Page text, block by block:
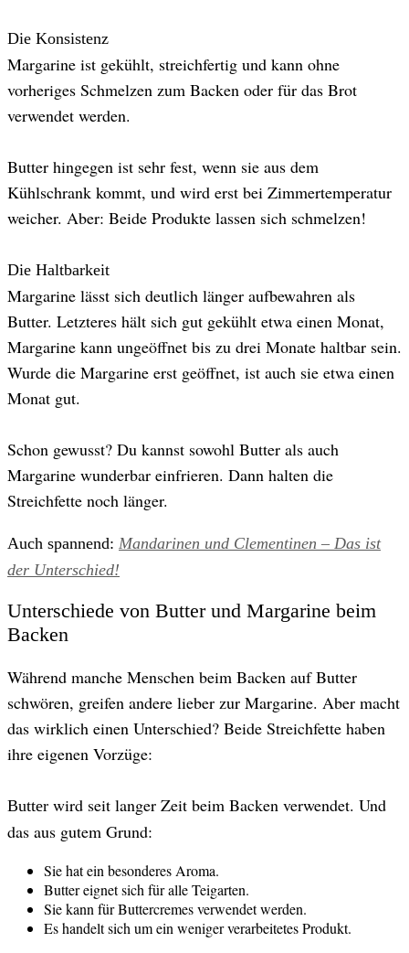
Die Konsistenz
Margarine ist gekühlt, streichfertig und kann ohne
vorheriges Schmelzen zum Backen oder für das Brot
verwendet werden.
Butter hingegen ist sehr fest, wenn sie aus dem
Kühlschrank kommt, und wird erst bei Zimmertemperatur
weicher. Aber: Beide Produkte lassen sich schmelzen!
Die Haltbarkeit
Margarine lässt sich deutlich länger aufbewahren als
Butter. Letzteres hält sich gut gekühlt etwa einen Monat,
Margarine kann ungeöffnet bis zu drei Monate haltbar sein.
Wurde die Margarine erst geöffnet, ist auch sie etwa einen
Monat gut.
Schon gewusst? Du kannst sowohl Butter als auch
Margarine wunderbar einfrieren. Dann halten die
Streichfette noch länger.
Auch spannend: Mandarinen und Clementinen – Das ist
der Unterschied!
Unterschiede von Butter und Margarine beim
Backen
Während manche Menschen beim Backen auf Butter
schwören, greifen andere lieber zur Margarine. Aber macht
das wirklich einen Unterschied? Beide Streichfette haben
ihre eigenen Vorzüge:
Butter wird seit langer Zeit beim Backen verwendet. Und
das aus gutem Grund:
Sie hat ein besonderes Aroma.
Butter eignet sich für alle Teigarten.
Sie kann für Buttercremes verwendet werden.
Es handelt sich um ein weniger verarbeitetes Produkt.